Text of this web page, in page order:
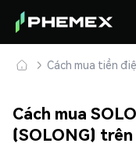
Cách mua tiền
Cách mua
(SOLONG)